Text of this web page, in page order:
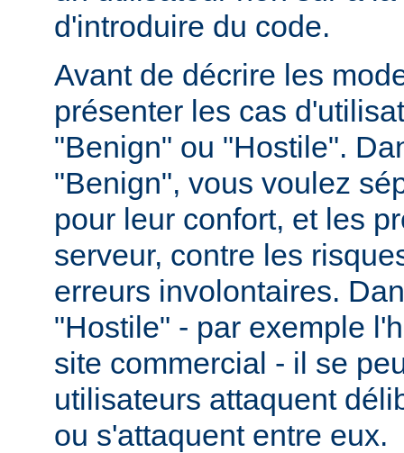
d'introduire du code.
Avant de décrire les
présenter les cas
"Benign" ou "Hostile".
"Benign", vous voulez
pour leur confort, et les
serveur, contre les
erreurs involontaires.
"Hostile" - par exemple
site commercial - il se
utilisateurs attaquent
ou s'attaquent entre eux.